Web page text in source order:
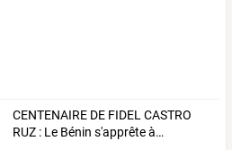
CENTENAIRE DE FIDEL CASTRO
RUZ : Le Bénin s'apprêteà…